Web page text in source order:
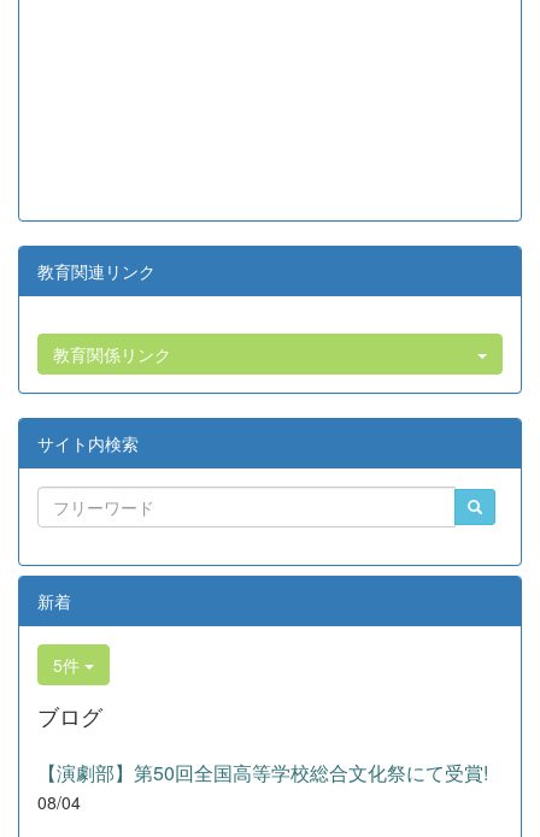
教育関連リンク
教育関係リンク
サイト内検索
新着
5件
ブログ
【演劇部】第50回全国高等学校総合文化祭にて受賞!
08/04